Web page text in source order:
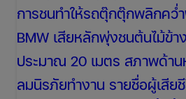
การชนทำให้รถตุ๊กตุ๊กพลิกคว่
BMW เสียหลักพุ่งชนต้นไม้ข้า
ประมาณ 20 เมตร สภาพด้า
ลมนิรภัยทำงาน รายชื่อผู้เสีย